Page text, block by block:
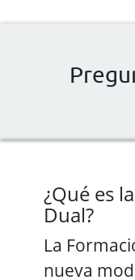
¿Qué es
Dual?
La
nueva